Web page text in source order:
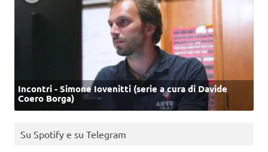
Incontri - Simone Iovenitti (serie a cura di Davide
Coero Borga)
Su Spotify e su Telegram